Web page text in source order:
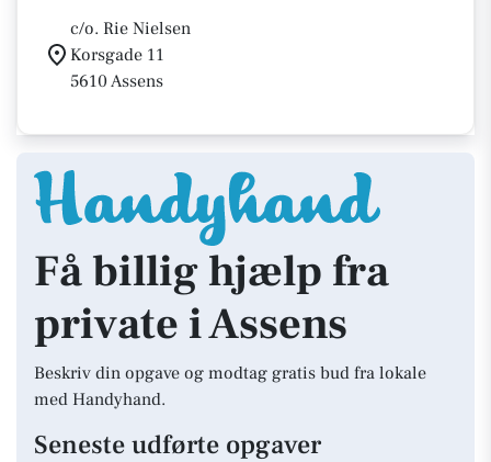
c/o. Rie Nielsen
Korsgade 11
5610 Assens
Få billig hjælp fra
private i Assens
Beskriv din opgave og modtag gratis bud fra lokale
med Handyhand.
Seneste udførte opgaver